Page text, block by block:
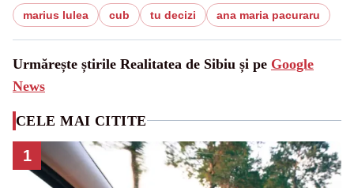
marius lulea cub tu decizi ana maria pacuraru
Urmărește știrile Realitatea de Sibiu și pe Google
News
CELE MAI CITITE
1